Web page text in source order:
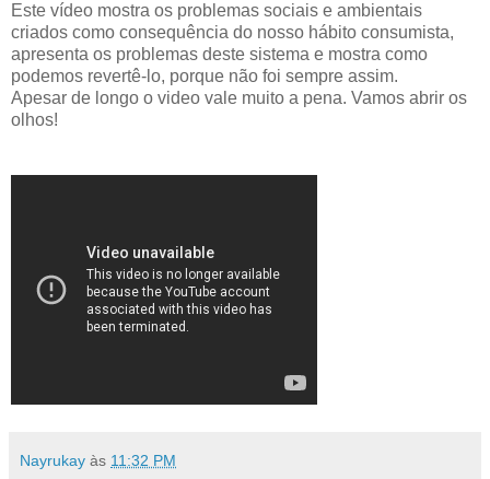
Este vídeo mostra os problemas sociais e ambientais
criados como consequência do nosso hábito consumista,
apresenta os problemas deste sistema e mostra como
podemos revertê-lo, porque não foi sempre assim.
Apesar de longo o video vale muito a pena. Vamos abrir os
olhos!
Nayrukay às 11:32 PM